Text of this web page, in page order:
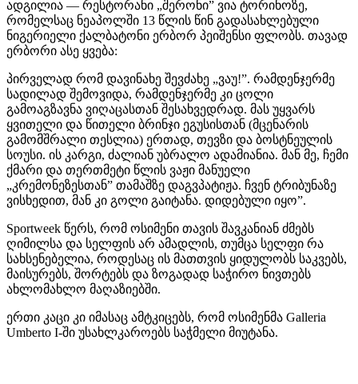
ადგილია — რესტორანი „შერონი” ვია ტორინოზე,
რომელსაც ნეაპოლში 13 წლის წინ გადასახლებული
ნიგერიელი ქალბატონი ერბორ პეიშენსი ფლობს. თავად
ერბორი ასე ყვება:
პირველად რომ დავინახე შევძახე „ვაუ!”. რამდენჯერმე
სადილად შემოვიდა, რამდენჯერმე კი ცოლი
გამოაგზავნა ვიღაცასთან შესახვედრად. მას უყვარს
ყვითელი და წითელი ბრინჯი ეგუსისთან (მცენარის
გამომშრალი თესლია) ერთად, თევზი და ბოსტნეულის
სოუსი. ის კარგი, ძალიან უბრალო ადამიანია. მან მე, ჩემი
ქმარი და თერთმეტი წლის ვაჟი მანუელი
„კრემონეზესთან” თამაშზე დაგვპატიჟა. ჩვენ ტრიბუნაზე
ვისხედით, მან კი გოლი გაიტანა. დიდებული იყო”.
Sportweek წერს, რომ ოსიმენი თავის შავკანიან ძმებს
ღიმილსა და სელფის არ ამადლის, თუმცა სელფი რა
სახსენებელია, როდესაც ის მათთვის ყიდულობს საკვებს,
მაისურებს, შორტებს და ზოგადად საჭირო ნივთებს
ახლომახლო მაღაზიებში.
ერთი კაცი კი იმასაც ამტკიცებს, რომ ოსიმენმა Galleria
Umberto I-ში უსახლკაროებს საჭმელი მიუტანა.